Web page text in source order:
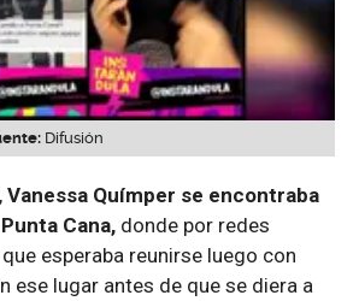
Difusión
Vanessa Químper se encontraba
Cana, donde por redes
esperaba reunirse luego con
ese lugar antes de que se diera a